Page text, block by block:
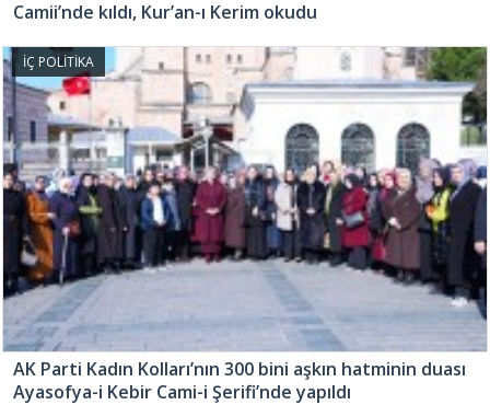
Camii’nde kıldı, Kur’an-ı Kerim okudu
İÇ POLİTİKA
AK Parti Kadın Kolları’nın 300 bini aşkın hatminin duası
Ayasofya-i Kebir Cami-i Şerifi’nde yapıldı